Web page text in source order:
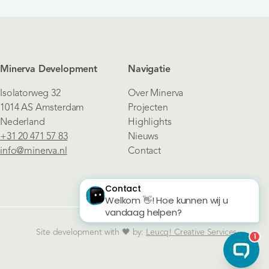
Minerva Development
Isolatorweg 32
1014 AS Amsterdam
Nederland
+31 20 471 57 83
info@minerva.nl
Navigatie
Over Minerva
Projecten
Highlights
Nieuws
Contact
Site development with 🖤 by: Leucq! Creative Services